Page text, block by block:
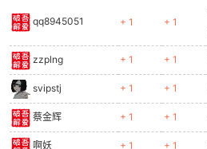
qq8945051 + 1 + 1
zzplng + 1 + 1
svipstj + 1 + 1
蔡金辉 + 1 + 1
啊妖 + 1 + 1